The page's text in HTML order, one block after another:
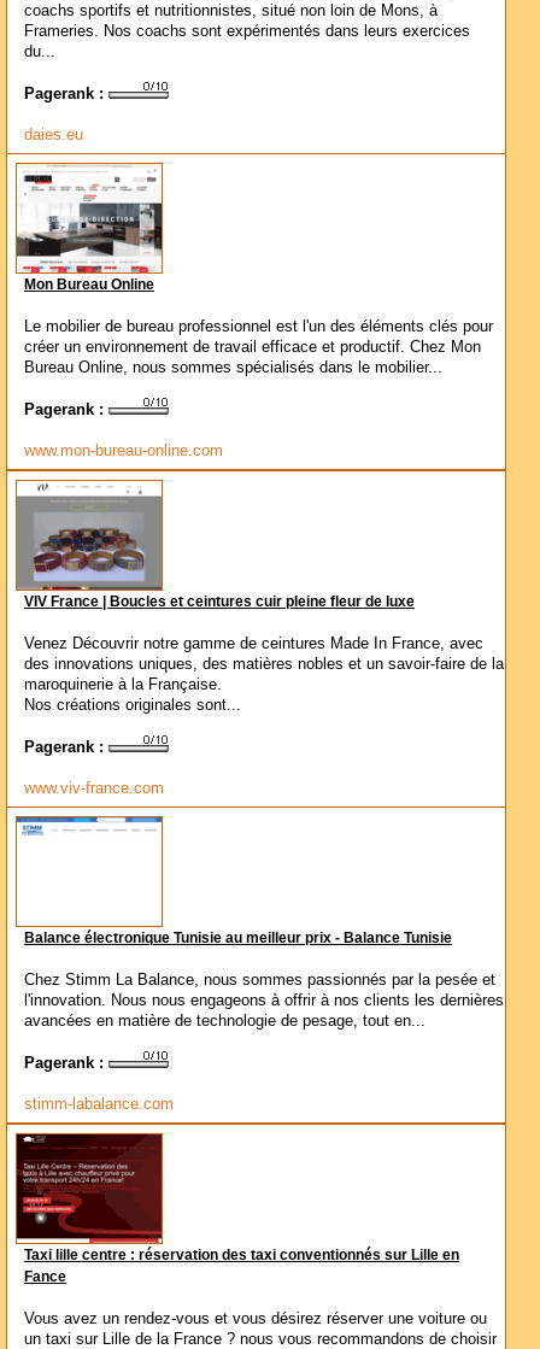
coachs sportifs et nutritionnistes, situé non loin de Mons, à
Frameries. Nos coachs sont expérimentés dans leurs exercices
du...
Pagerank :
daies.eu
Mon Bureau Online
Le mobilier de bureau professionnel est l'un des éléments clés pour
créer un environnement de travail efficace et productif. Chez Mon
Bureau Online, nous sommes spécialisés dans le mobilier...
Pagerank :
www.mon-bureau-online.com
VIV France | Boucles et ceintures cuir pleine fleur de luxe
Venez Découvrir notre gamme de ceintures Made In France, avec
des innovations uniques, des matières nobles et un savoir-faire de la
maroquinerie à la Française.
Nos créations originales sont...
Pagerank :
www.viv-france.com
Balance électronique Tunisie au meilleur prix - Balance Tunisie
Chez Stimm La Balance, nous sommes passionnés par la pesée et
l'innovation. Nous nous engageons à offrir à nos clients les dernières
avancées en matière de technologie de pesage, tout en...
Pagerank :
stimm-labalance.com
Taxi lille centre : réservation des taxi conventionnés sur Lille en
Fance
Vous avez un rendez-vous et vous désirez réserver une voiture ou
un taxi sur Lille de la France ? nous vous recommandons de choisir